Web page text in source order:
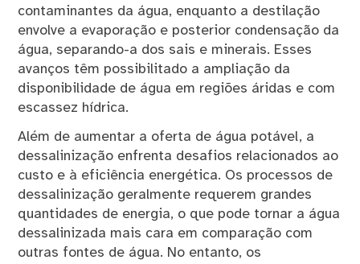
contaminantes da água, enquanto a destilação
envolve a evaporação e posterior condensação da
água, separando-a dos sais e minerais. Esses
avanços têm possibilitado a ampliação da
disponibilidade de água em regiões áridas e com
escassez hídrica.
Além de aumentar a oferta de água potável, a
dessalinização enfrenta desafios relacionados ao
custo e à eficiência energética. Os processos de
dessalinização geralmente requerem grandes
quantidades de energia, o que pode tornar a água
dessalinizada mais cara em comparação com
outras fontes de água. No entanto, os